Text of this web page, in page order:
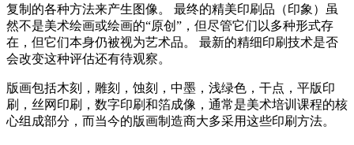
复制的各种方法来产生图像。 最终的精美印刷品（印象）虽
然不是美术绘画或绘画的“原创”，但尽管它们以多种形式存
在，但它们本身仍被视为艺术品。 最新的精细印刷技术是否
会改变这种评估还有待观察。
版画包括木刻，雕刻，蚀刻，中墨，浅绿色，干点，平版印
刷，丝网印刷，数字印刷和箔成像，通常是美术培训课程的核
心组成部分，而当今的版画制造商大多采用这些印刷方法。